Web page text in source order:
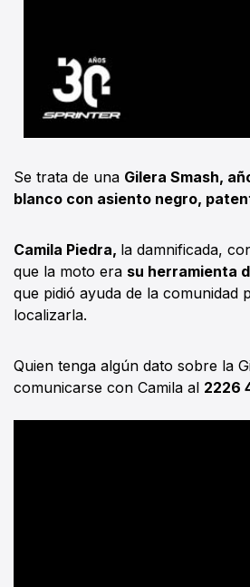
Se trata de una Gilera Smash,
blanco con asiento negro,
Camila Piedra, la damnificada,
que la moto era su herramienta
que pidió ayuda de la comunidad
localizarla.
Quien tenga algún dato sobre la
comunicarse con Camila al 2226